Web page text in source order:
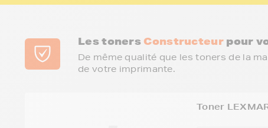
Les toners Constructeurpour
De même qualité que les toners de la
de votre imprimante.
Toner